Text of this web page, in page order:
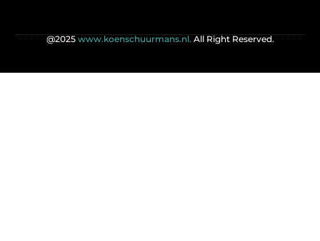
@2025 www.koenschuurmans.nl. All Right Reserved.